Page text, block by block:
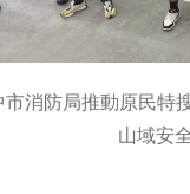
市消防局推動原民
山域安